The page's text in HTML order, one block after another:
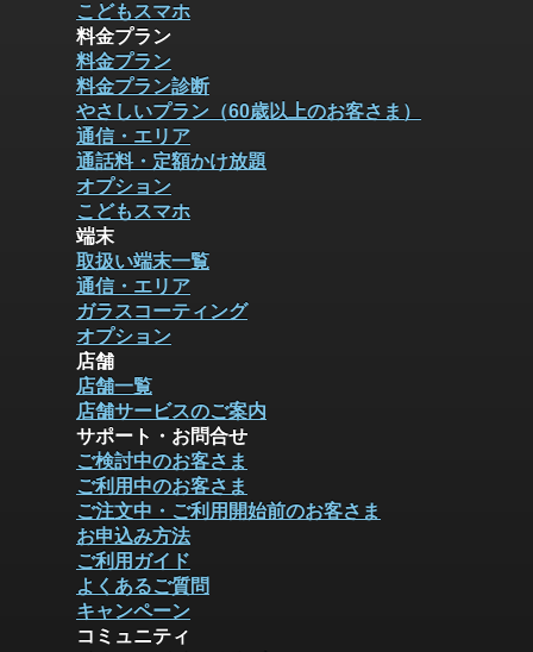
こどもスマホ
料金プラン
料金プラン
料金プラン診断
やさしいプラン（60歳以上のお客さま）
通信・エリア
通話料・定額かけ放題
オプション
こどもスマホ
端末
取扱い端末一覧
通信・エリア
ガラスコーティング
オプション
店舗
店舗一覧
店舗サービスのご案内
サポート・お問合せ
ご検討中のお客さま
ご利用中のお客さま
ご注文中・ご利用開始前のお客さま
お申込み方法
ご利用ガイド
よくあるご質問
キャンペーン
コミュニティ